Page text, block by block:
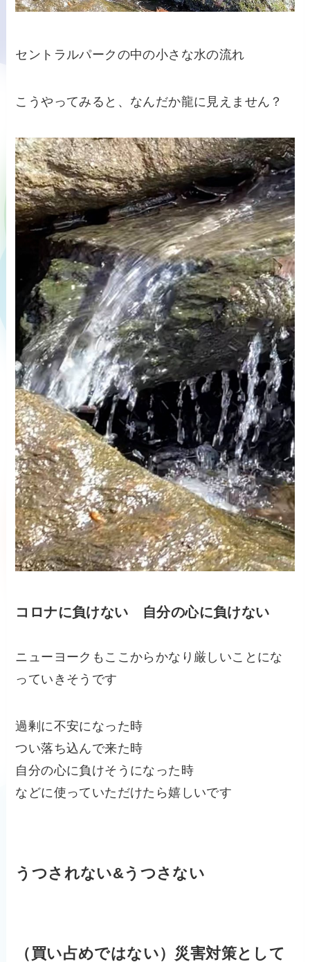
セントラルパークの中の小さな水の流れ
こうやってみると、なんだか龍に見えません？
コロナに負けない 自分の心に負けない
ニューヨークもここからかなり厳しいことにな
っていきそうです
過剰に不安になった時
つい落ち込んで来た時
自分の心に負けそうになった時
などに使っていただけたら嬉しいです
うつされない&うつさない
（買い占めではない）災害対策として